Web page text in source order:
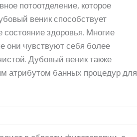
потоотделение, которое
веник способствует
здоровья. Многие
они чувствуют себя более
Дубовый веник также
атрибутом банных процедур для